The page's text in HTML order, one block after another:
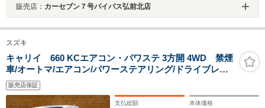
販売店： カーセブン７号バイパス弘前北店
スズキ
キャリイ 660 KCエアコン・パワステ 3方開 4WD 禁煙
車/オートマ/エアコン/パワーステアリング/ドライブレコ
ーダー装着/純正ラジオ/エアバッグ/スタッドレスタイヤ付
属
販売店保証
支払総額 本体価格